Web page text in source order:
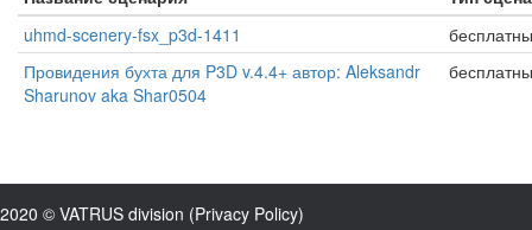
uhmd-scenery-fsx_p3d-1411
Провидения бухта для P3D v.4.4+ автор: Aleksandr
Sharunov aka Shar0504
2020 © VATRUS division (Privacy Policy)